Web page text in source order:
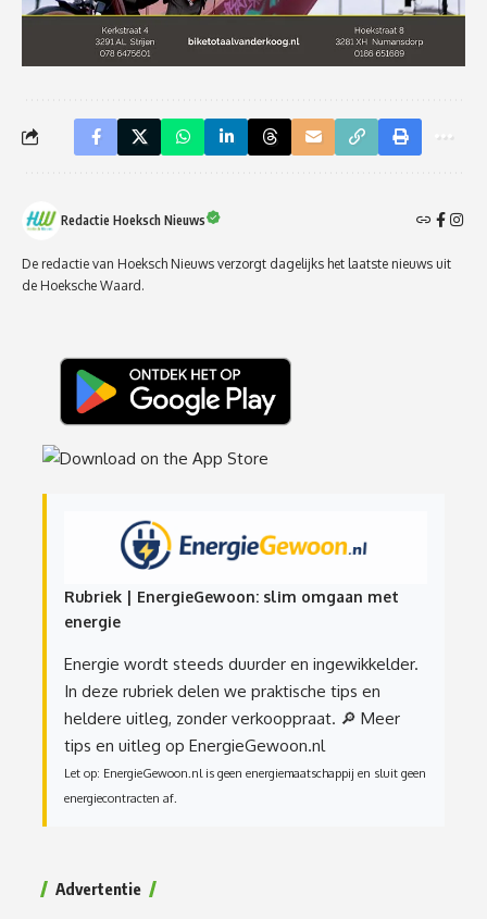
Redactie Hoeksch Nieuws
De redactie van Hoeksch Nieuws verzorgt dagelijks het laatste nieuws uit
de Hoeksche Waard.
Rubriek | EnergieGewoon: slim omgaan met
energie
Energie wordt steeds duurder en ingewikkelder.
In deze rubriek delen we praktische tips en
heldere uitleg, zonder verkooppraat. 🔎 Meer
tips en uitleg op EnergieGewoon.nl
Let op: EnergieGewoon.nl is geen energiemaatschappij en sluit geen
energiecontracten af.
Advertentie